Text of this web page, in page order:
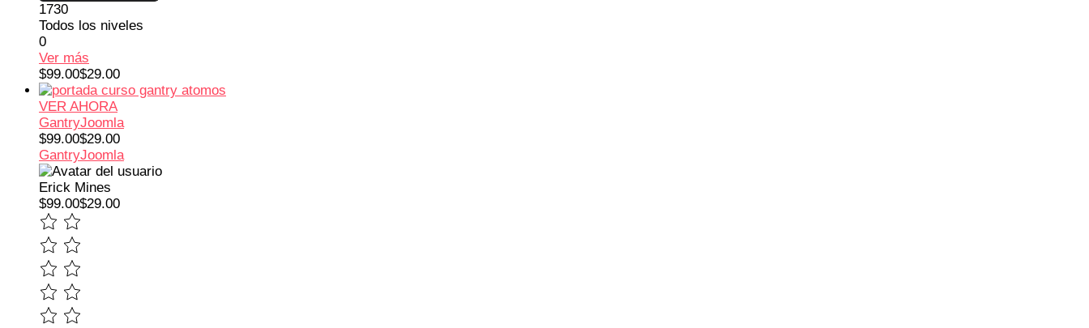
1730
Todos los niveles
0
Ver más
$99.00$29.00
VER AHORA
GantryJoomla
$99.00$29.00
GantryJoomla
Erick Mines
$99.00$29.00